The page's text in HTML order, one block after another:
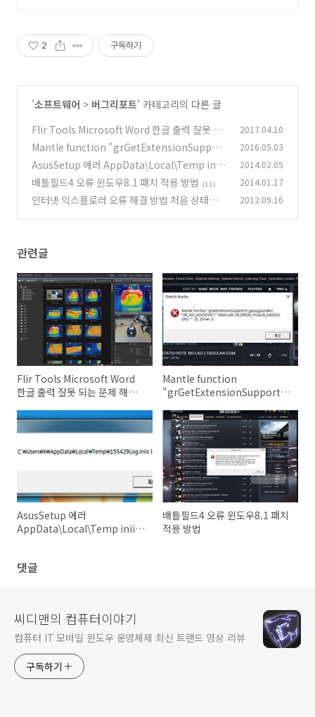
2 구독하기
'소프트웨어 > 버그리포트' 카테고리의 다른 글
Flir Tools Microsoft Word 한글 출력 잘못 되
는 문제 해결 방법
(1)
2017.04.10
Mantle function "grGetExtensionSupport
오류 해결 방법 (11)
2016.05.03
AsusSetup 에러 AppData\Local\Temp iniis
lost 에러
(6)
2014.02.05
배틀필드4 오류 윈도우8.1 패치 적용 방법 (11) 2014.01.17
인터넷 익스플로러 오류 해결 방법 처음 상태로
2012.09.16
관련글
Flir Tools Microsoft Word
한글 출력 잘못 되는 문제 해결
Mantle function
"grGetExtensionSupport
AsusSetup 에러
AppData\Local\Temp iniis
배틀필드4 오류 윈도우8.1 패치
적용 방법
댓글
씨디맨의 컴퓨터이야기
컴퓨터 IT 모바일 윈도우 운영체제 최신 트랜드 영상 리뷰
구독하기